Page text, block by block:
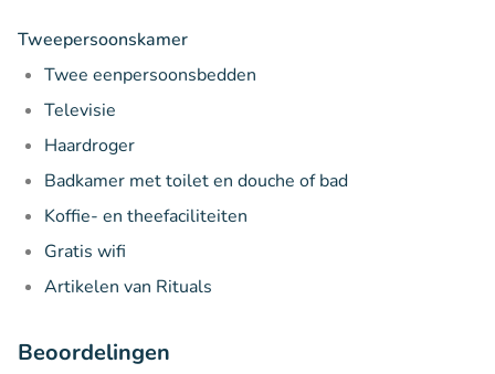
Tweepersoonskamer
Twee eenpersoonsbedden
Televisie
Haardroger
Badkamer met toilet en douche of bad
Koffie- en theefaciliteiten
Gratis wifi
Artikelen van Rituals
Beoordelingen